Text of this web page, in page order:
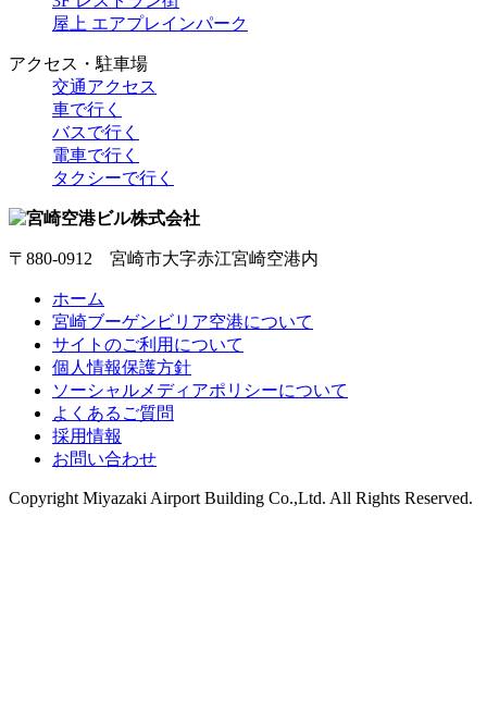
屋上 エアプレインパーク
アクセス・駐車場
交通アクセス
車で行く
バスで行く
電車で行く
タクシーで行く
〒880-0912 宮崎市大字赤江宮崎空港内
ホーム
宮崎ブーゲンビリア空港について
サイトのご利用について
個人情報保護方針
ソーシャルメディアポリシーについて
よくあるご質問
採用情報
お問い合わせ
Copyright Miyazaki Airport Building Co.,Ltd. All Rights Reserved.